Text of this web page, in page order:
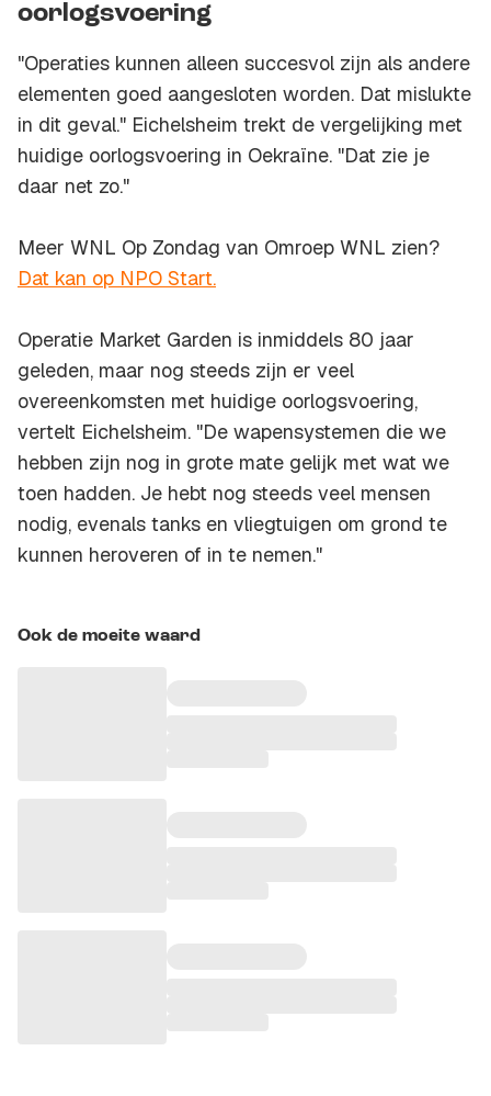
oorlogsvoering
"Operaties kunnen alleen succesvol zijn als andere
elementen goed aangesloten worden. Dat mislukte
in dit geval." Eichelsheim trekt de vergelijking met
huidige oorlogsvoering in Oekraïne. "Dat zie je
daar net zo."
Meer WNL Op Zondag van Omroep WNL zien?
Dat kan op NPO Start.
Operatie Market Garden is inmiddels 80 jaar
geleden, maar nog steeds zijn er veel
overeenkomsten met huidige oorlogsvoering,
vertelt Eichelsheim. "De wapensystemen die we
hebben zijn nog in grote mate gelijk met wat we
toen hadden. Je hebt nog steeds veel mensen
nodig, evenals tanks en vliegtuigen om grond te
kunnen heroveren of in te nemen."
Ook de moeite waard